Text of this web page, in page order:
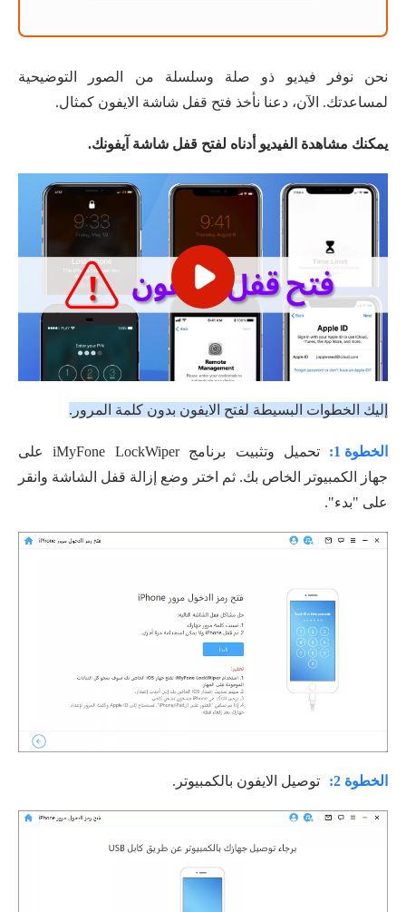
نحن نوفر فيديو ذو صلة وسلسلة من الصور التوضيحية
لمساعدتك. الآن، دعنا نأخذ فتح قفل شاشة الايفون كمثال.
يمكنك مشاهدة الفيديو أدناه لفتح قفل شاشة آيفونك.
إليك الخطوات البسيطة لفتح الايفون بدون كلمة المرور.
الخطوة 1:
تحميل وتثبيت برنامج iMyFone LockWiper على
جهاز الكمبيوتر الخاص بك. ثم اختر وضع إزالة قفل الشاشة وانقر
على "بدء".
الخطوة 2: توصيل الايفون بالكمبيوتر.